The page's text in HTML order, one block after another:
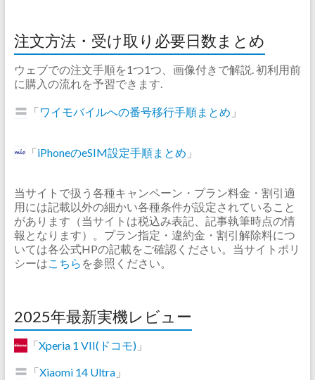
注文方法・受け取り必要日数まとめ
ウェブでの注文手順を1つ1つ、画像付きで解説. 初利用前
に購入の流れを予習できます.
「ワイモバイルへの番号移行手順まとめ 」
「iPhoneのeSIM設定手順まとめ 」
当サイトで扱う各種キャンペーン・プラン料金・割引適
用には記載以外の細かい各種条件が設定されていること
があります（当サイトは税込み表記、記事執筆時点の情
報となります）。プラン指定・違約金・割引解除料につ
いては各公式HPの記載をご確認ください。当サイトポリ
シーはこちら を参照ください。
2025年最新実機レビュー
「Xperia 1 VII(ドコモ)」
「Xiaomi 14 Ultra」